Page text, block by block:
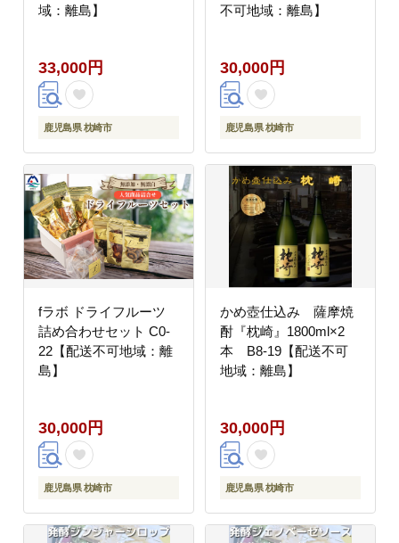
域：離島】
33,000円
鹿児島県 枕崎市
不可地域：離島】
30,000円
鹿児島県 枕崎市
fラボ ドライフルーツ
詰め合わせセット C0-
22【配送不可地域：離
島】
30,000円
鹿児島県 枕崎市
かめ壺仕込み 薩摩焼
酎『枕崎』1800ml×2
本 B8-19【配送不可
地域：離島】
30,000円
鹿児島県 枕崎市